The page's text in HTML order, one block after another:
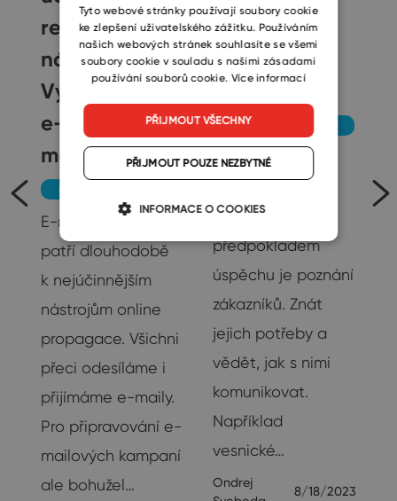
reklamní
nástroj?
Vyzkoušejte
e-mail
marketing
Obchod a marketing
E-mail marketing
patří dlouhodobě
k nejúčinnějším
nástrojům online
propagace. Všichni
přeci odesíláme i
přijímáme e-maily.
Pro připravování e-
mailových kampaní
ale bohužel…
zákazníky a
rozjet váš
Obchod a marketing
1. Poznejte vaše
zákazníky
Základním
předpokladem
úspěchu je poznání
zákazníků. Znát
jejich potřeby a
vědět, jak s nimi
komunikovat.
Například
vesnické…
Ondrej
8/18/2023
SLOVAK
Tyto webové stránky používají soubory cookie
ke zlepšení uživatelského zážitku. Používáním
našich webových stránek souhlasíte se všemi
soubory cookie v souladu s našimi zásadami
používání souborů cookie. Více informací
PŘIJMOUT VŠECHNY
PŘIJMOUT POUZE NEZBYTNÉ
INFORMACE O COOKIES